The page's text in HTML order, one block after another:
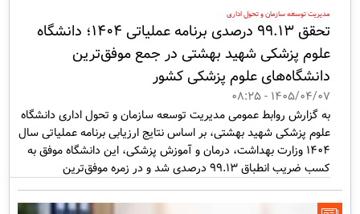
مدیریت توسعه سازمان و تحول اداری
تحقق ۹۹.۱۳ درصدی برنامه عملیاتی ۱۴۰۴؛ دانشگاه
علوم پزشکی شهید بهشتی در جمع موفق‌ترین
دانشگاه‌های علوم پزشکی کشور
1405/04/07 - 08:25
به گزارش روابط عمومی مدیریت توسعه سازمان و تحول اداری دانشگاه
علوم پزشکی شهید بهشتی، بر اساس نتایج ارزیابی برنامه عملیاتی سال
۱۴۰۴ وزارت بهداشت، درمان و آموزش پزشکی، این دانشگاه موفق به
کسب ضریب انطباق ۹۹.۱۳ درصدی شد و در زمره موفق‌ترین
دانشگاه‌های علوم پزشکی کشور قرار گرفت. این دستاورد، گواهی بر تحقق
حداکثری اهداف و برنامه‌های ابلاغی در سطح دانشگاه است.